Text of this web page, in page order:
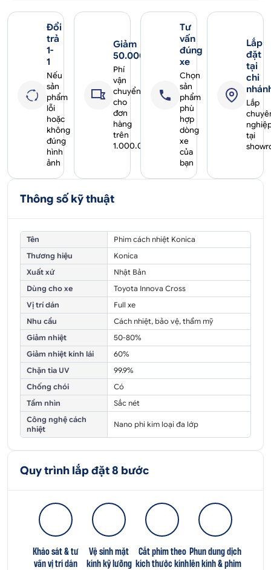
Đổi
trả
1-
1
Nếu
sản
phẩm
lỗi
hoặc
không
đúng
hình
ảnh
Giảm
50.000₫
Phí
vận
chuyển
cho
đơn
hàng
trên
1.000.000₫
Tư
vấn
đúng
xe
Chọn
sản
phẩm
phù
hợp
dòng
xe
của
bạn
Lắp
đặt
tại
chi
Lắp
tại
Thông số kỹ thuật
Tên
Phim cách nhiệt Konica
Thương hiệu
Konica
Xuất xứ
Nhật Bản
Dùng cho xe
Toyota Innova Cross
Vị trí dán
Full xe
Nhu cầu
Cách nhiệt, bảo vệ, thẩm mỹ
Giảm nhiệt
50-80%
Giảm nhiệt kính lái
60%
Chặn tia UV
99.9%
Chống chói
Có
Tầm nhìn
Sắc nét
Công nghệ cách
nhiệt
Nano phi kim loại đa lớp
Quy trình lắp đặt 8 bước
Khảo sát & tư
vấn vị trí dán
Vệ sinh mặt
kính kỹ lưỡng
Cắt phim theo
kích thước kính
Phun dung dịch
lên kính & phim